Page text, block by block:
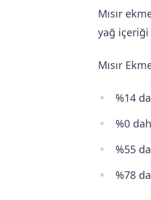
Mısır
yağ
Mısır
%14
%0
%55
%78